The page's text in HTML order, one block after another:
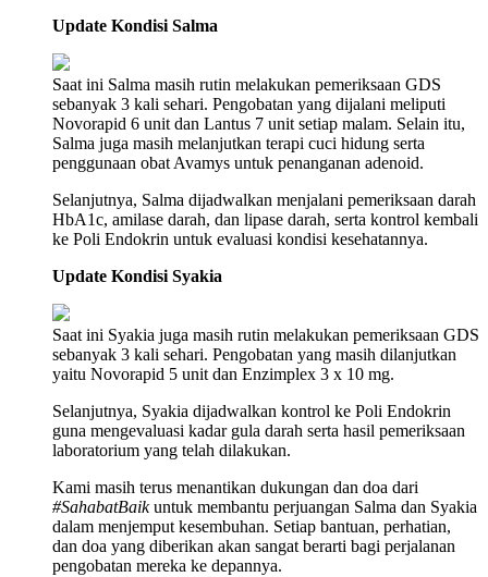
sehari bisa berkali-kali.
Namun karena waktu itu terhalang biaya, mereka terpaksa
menghentikan pengobatan. Selama 1 tahun berhenti pengobatan,
mereka lebih sering mengalami kejang.
kejang dari Maghrib sampai Subuh dan tidak dibawa ke RS karena
tidak ada biaya. Akhirnya mereka dibantu keluarga sampai tetangga,
sebelum berakibat fatal.
Setelah kejadian itu, akhirnya tahun 2021 pak Ayi dan ibu Siska
Walau mereka harus mengorbankan segalanya bahkan sampai
menjual motor satu-satunya yang digunakan untuk bekerja.
"Anak-anak kami harus sembuh, kami akan terus berjuang dan
sambil menangis.
Dari RS. Hasan Sadikin dirujuk ke RSCM dan Kembali menjalani
berbagai pemeriksaan. Hingga saat ini, Salma dan Syakia harus
disuntik sebanyak 3 kali dalam sehari dan setiap hari agar gula
darahnya tetap stabil.
Update Kondisi Salma
Saat ini Salma masih rutin melakukan pemeriksaan GDS
sebanyak 3 kali sehari. Pengobatan yang dijalani meliputi
Novorapid 6 unit dan Lantus 7 unit setiap malam. Selain itu,
Salma juga masih melanjutkan terapi cuci hidung serta
penggunaan obat Avamys untuk penanganan adenoid.
Selanjutnya, Salma dijadwalkan menjalani pemeriksaan darah
HbA1c, amilase darah, dan lipase darah, serta kontrol kembali
ke Poli Endokrin untuk evaluasi kondisi kesehatannya.
Update Kondisi Syakia
Saat ini Syakia juga masih rutin melakukan pemeriksaan GDS
sebanyak 3 kali sehari. Pengobatan yang masih dilanjutkan
yaitu Novorapid 5 unit dan Enzimplex 3 x 10 mg.
Selanjutnya, Syakia dijadwalkan kontrol ke Poli Endokrin
guna mengevaluasi kadar gula darah serta hasil pemeriksaan
laboratorium yang telah dilakukan.
Kami masih terus menantikan dukungan dan doa dari
#SahabatBaikuntuk membantu perjuangan Salma dan Syakia
dalam menjemput kesembuhan. Setiap bantuan, perhatian,
dan doa yang diberikan akan sangat berarti bagi perjalanan
pengobatan mereka ke depannya.